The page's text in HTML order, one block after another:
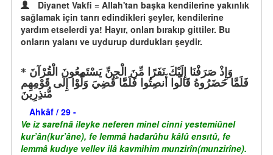
Diyanet Vakfi = Allah'tan başka kendilerine yakınlık
sağlamak için tanrı edindikleri şeyler, kendilerine
yardım etselerdi ya! Hayır, onları bırakıp gittiler. Bu
onların yalanı ve uydurup durdukları şeydir.
فَلَمَّا حَضَرُوهُ قَالُوا أَنصِتُوا فَلَمَّا قُضِيَ وَلَّوْا إِلَى قَوْمِهِم
مُّنذِرِينَ
Ahkâf / 29 -
Ve iz sarefnâ ileyke neferen minel cinni yestemiûnel
kur’ân(kur’âne), fe lemmâ hadarûhu kâlû ensıtû, fe
lemmâ kudıye vellev ilâ kavmihim munzirîn(munzirîne).